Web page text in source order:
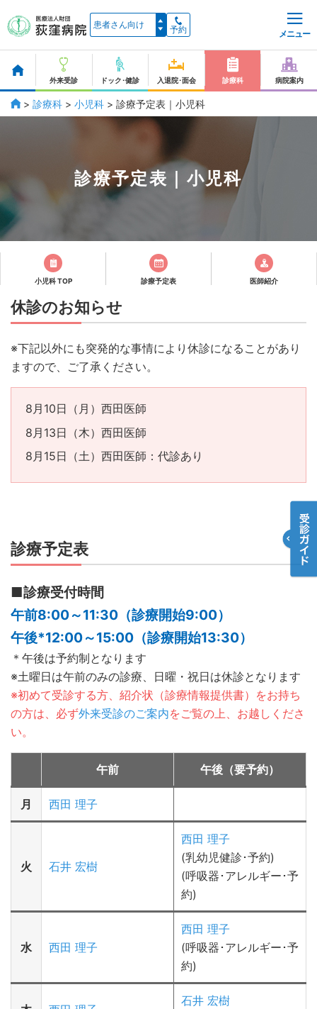
予約 メニュー
外来受診 ドック･健診 入退院･面会 診療科 病院案内
> 診療科 > 小児科 > 診療予定表｜小児科
診療予定表｜小児科
小児科 TOP 診療予定表 医師紹介
休診のお知らせ
※下記以外にも突発的な事情により休診になることがあり
ますので、ご了承ください。
8月10日（月）西田医師
8月13日（木）西田医師
8月15日（土）西田医師：代診あり
診療予定表
■診療受付時間
午前8:00～11:30（診療開始9:00）
午後*12:00～15:00（診療開始13:30）
＊午後は予約制となります
※土曜日は午前のみの診療、日曜・祝日は休診となります
※初めて受診する方、紹介状（診療情報提供書）をお持ち
の方は、必ず外来受診のご案内をご覧の上、お越しくださ
い。
午前 午後（要予約）
月 西田 理子
火 石井 宏樹
西田 理子
(乳幼児健診･予約)
(呼吸器･アレルギー･予
約)
水 西田 理子
西田 理子
(呼吸器･アレルギー･予
約)
石井 宏樹